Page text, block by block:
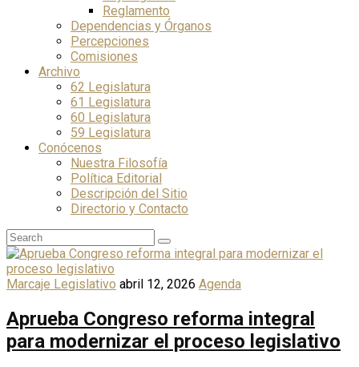
Reglamento
Dependencias y Órganos
Percepciones
Comisiones
Archivo
62 Legislatura
61 Legislatura
60 Legislatura
59 Legislatura
Conócenos
Nuestra Filosofía
Política Editorial
Descripción del Sitio
Directorio y Contacto
Marcaje Legislativo abril 12, 2026 Agenda
Aprueba Congreso reforma integral
para modernizar el proceso legislativo